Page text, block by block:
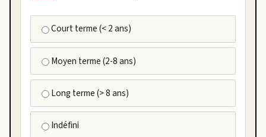
Court terme (< 2 ans)
Moyen terme (2-8 ans)
Long terme (> 8 ans)
Indéfini